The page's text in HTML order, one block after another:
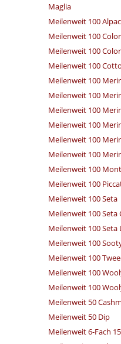
Maglia
Meilenweit 100
Meilenweit 100
Meilenweit 100
Meilenweit 100
Meilenweit 100
Meilenweit 100
Meilenweit 100
Meilenweit 100
Meilenweit 100
Meilenweit 100
Meilenweit 100
Meilenweit 100
Meilenweit 100 Seta
Meilenweit 100 Seta
Meilenweit 100 Seta
Meilenweit 100
Meilenweit 100
Meilenweit 100
Meilenweit 100
Meilenweit 50
Meilenweit 50 Dip
Meilenweit 6-Fach